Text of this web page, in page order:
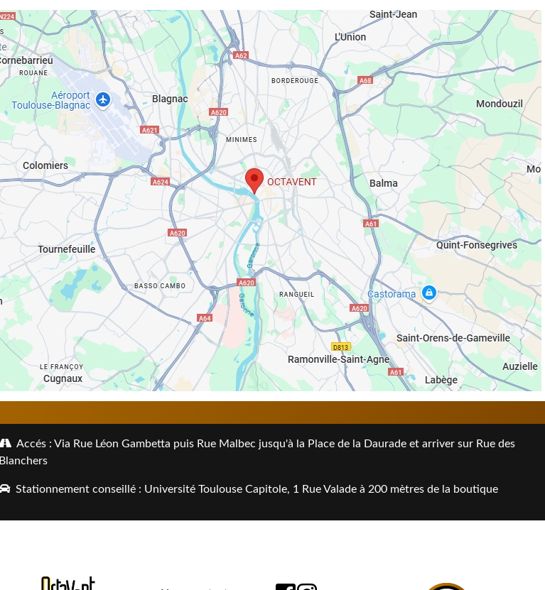
Accés : Via Rue Léon Gambetta puis Rue Malbec jusqu'à la Place de la Daurade et arriver sur Rue des
Blanchers
Stationnement conseillé : Université Toulouse Capitole, 1 Rue Valade à 200 mètres de la boutique